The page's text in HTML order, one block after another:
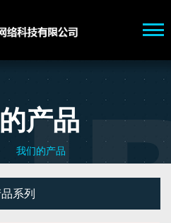
产品
我们的产品
系列